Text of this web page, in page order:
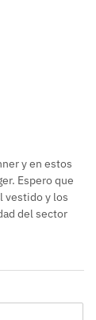
y en estos
Espero que
vestido y los
del sector